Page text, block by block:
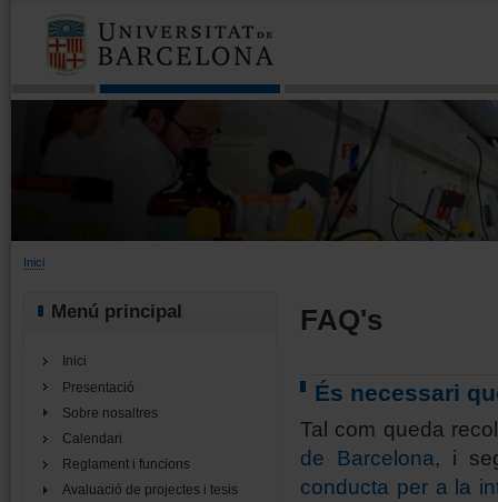
Esteu aquí
Inici
Menú principal
Inici
Presentació
Sobre nosaltres
Calendari
Reglament i funcions
Avaluació de projectes i tesis
FAQ's
És necessari
Tal com queda
de Barcelona, i
conducta per a la